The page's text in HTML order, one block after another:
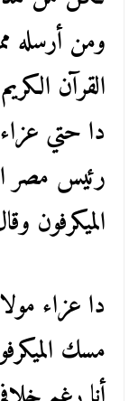
ومن أرسله
القرآن
دا حتي
رئيس مصر
الميكرفون
دا عزاء
مسك